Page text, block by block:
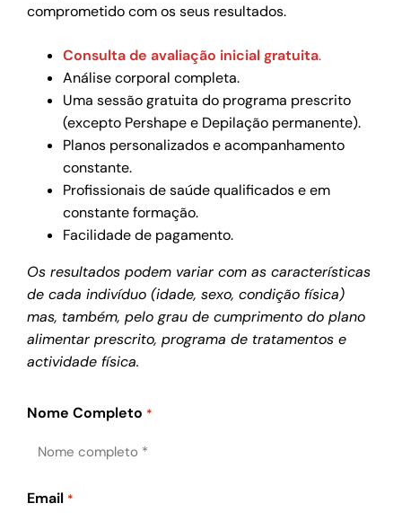
comprometido com os seus resultados.
Consulta de avaliação inicial gratuita.
Análise corporal completa.
Uma sessão gratuita do programa prescrito
(excepto Pershape e Depilação permanente).
Planos personalizados e acompanhamento
constante.
Profissionais de saúde qualificados e em
constante formação.
Facilidade de pagamento.
Os resultados podem variar com as características
de cada indivíduo (idade, sexo, condição física)
mas, também, pelo grau de cumprimento do plano
alimentar prescrito, programa de tratamentos e
actividade física.
Nome Completo *
Email *